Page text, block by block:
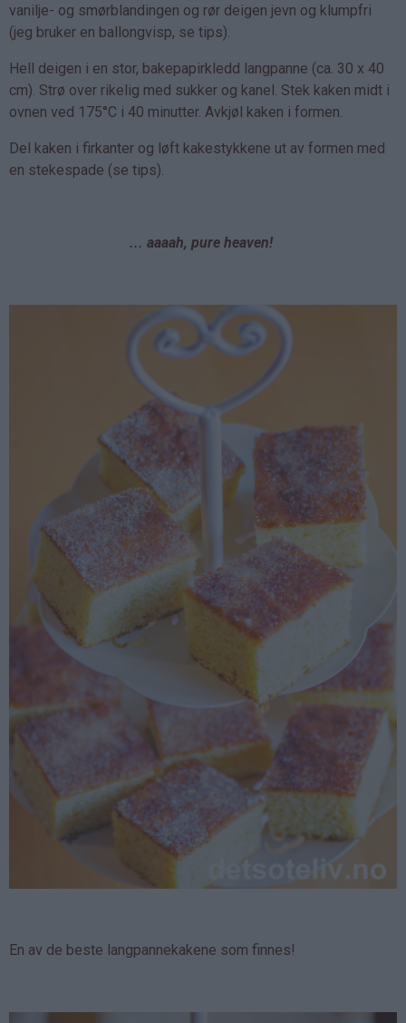
vanilje- og smørblandingen og rør deigen jevn og klumpfri
(jeg bruker en ballongvisp, se tips).
Hell deigen i en stor, bakepapirkledd langpanne (ca. 30 x 40
cm). Strø over rikelig med sukker og kanel. Stek kaken midt i
ovnen ved 175°C i 40 minutter. Avkjøl kaken i formen.
Del kaken i firkanter og løft kakestykkene ut av formen med
en stekespade (se tips).
... aaaah, pure heaven!
En av de beste langpannekakene som finnes!